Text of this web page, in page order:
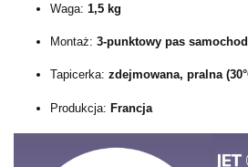
Waga: 1,5 kg
Montaż: 3-punktowy pas
Tapicerka: zdejmowana, pralna
Produkcja: Francja